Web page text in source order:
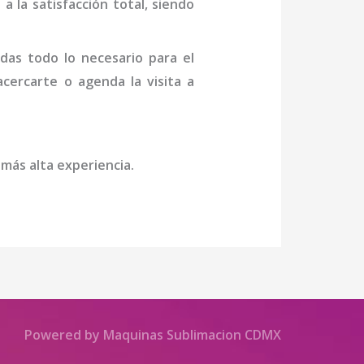
a la satisfacción total, siendo
todo lo necesario para el
o agenda la visita a
alta experiencia.
Powered by Maquinas Sublimacion CDMX